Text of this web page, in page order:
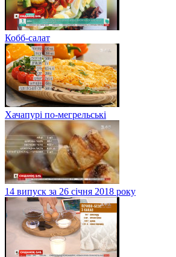
Кобб-салат
Хачапурі по-мегрельські
14 випуск за 26 січня 2018 року